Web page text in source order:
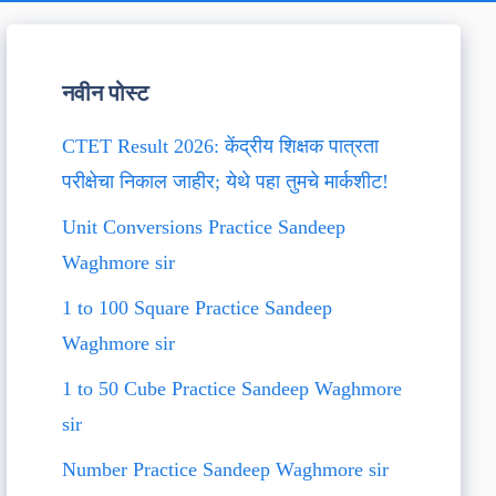
नवीन पोस्ट
CTET Result 2026: केंद्रीय शिक्षक पात्रता
परीक्षेचा निकाल जाहीर; येथे पहा तुमचे मार्कशीट!
Unit Conversions Practice Sandeep
Waghmore sir
1 to 100 Square Practice Sandeep
Waghmore sir
1 to 50 Cube Practice Sandeep Waghmore
sir
Number Practice Sandeep Waghmore sir